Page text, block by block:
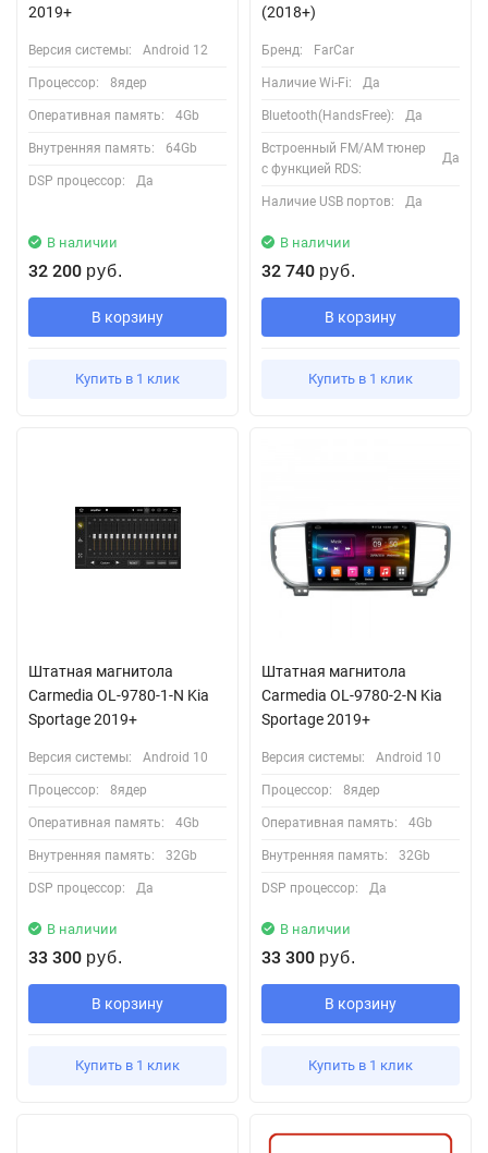
2019+
Версия системы: Android 12
Процессор: 8ядер
Оперативная память: 4Gb
Внутренняя память: 64Gb
DSP процессор: Да
В наличии
32 200 руб.
В корзину
Купить в 1 клик
(2018+)
Бренд: FarCar
Наличие Wi-Fi: Да
Bluetooth(HandsFree): Да
Встроенный FM/AM тюнер
с функцией RDS:
Да
Наличие USB портов: Да
В наличии
32 740 руб.
В корзину
Купить в 1 клик
Штатная магнитола
Carmedia OL-9780-1-N Kia
Sportage 2019+
Версия системы: Android 10
Процессор: 8ядер
Оперативная память: 4Gb
Внутренняя память: 32Gb
DSP процессор: Да
В наличии
33 300 руб.
В корзину
Купить в 1 клик
Штатная магнитола
Carmedia OL-9780-2-N Kia
Sportage 2019+
Версия системы: Android 10
Процессор: 8ядер
Оперативная память: 4Gb
Внутренняя память: 32Gb
DSP процессор: Да
В наличии
33 300 руб.
В корзину
Купить в 1 клик